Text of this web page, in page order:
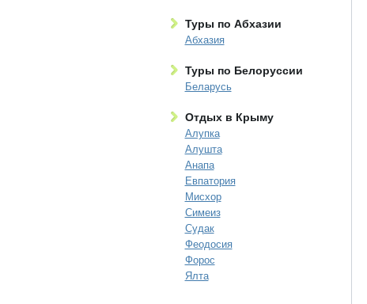
Туры по Абхазии
Абхазия
Туры по Белоруссии
Беларусь
Отдых в Крыму
Алупка
Алушта
Анапа
Евпатория
Мисхор
Симеиз
Судак
Феодосия
Форос
Ялта